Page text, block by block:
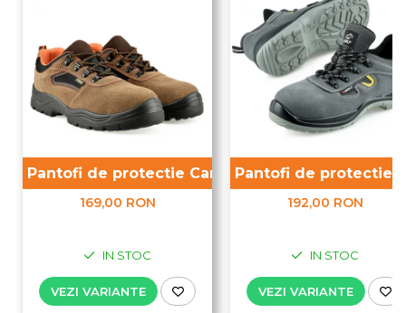
Pantofi de protectie Camel S1P
169,00 RON
IN STOC
VEZI VARIANTE
Pantofi de protectie
192,00 RON
IN STOC
VEZI VARIANTE